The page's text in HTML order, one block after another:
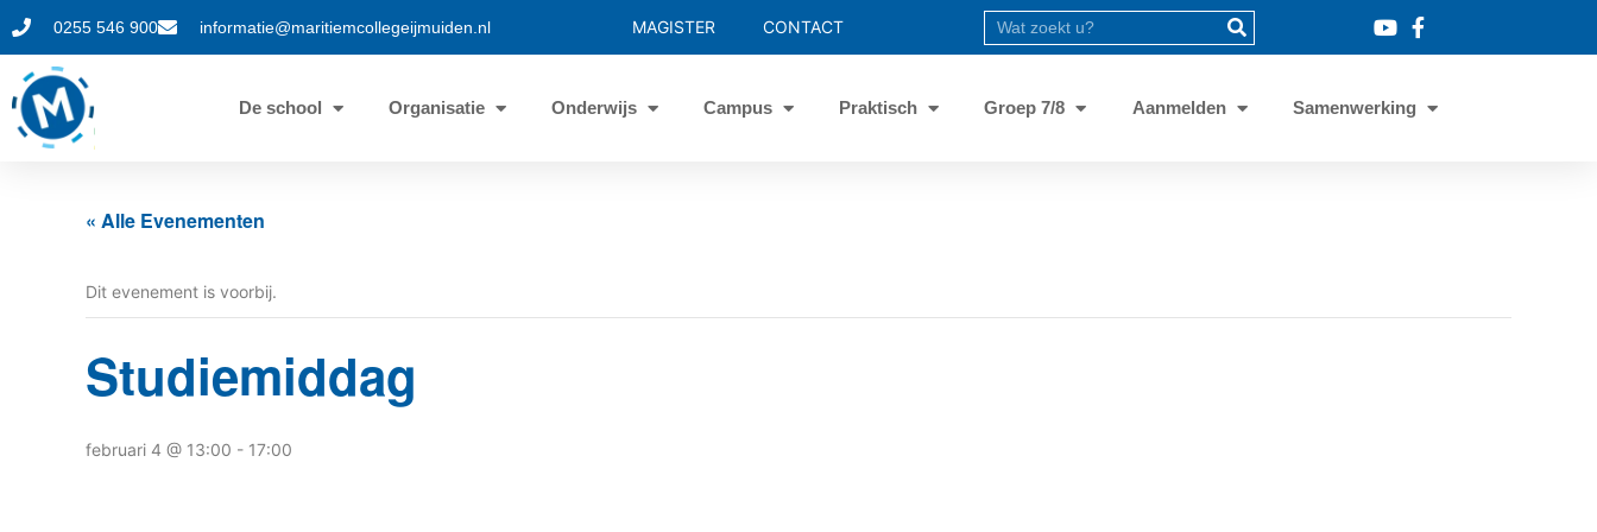
0255 546 900 informatie@maritiemcollegeijmuiden.nl MAGISTER CONTACT
De school Organisatie Onderwijs Campus Praktisch Groep 7/8 Aanmelden Samenwerking
« Alle Evenementen
Dit evenement is voorbij.
Studiemiddag
februari 4 @ 13:00 - 17:00